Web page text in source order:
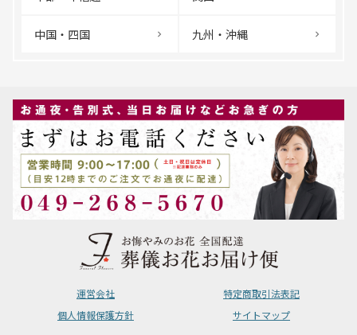
中国・四国 九州・沖縄
運営会社
特定商取引法表記
個人情報保護方針
サイトマップ